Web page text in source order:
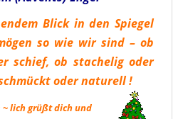
Blick in den Spiegel
so wie wir sind – ob
schief, ob stachelig oder
oder naturell !
~ lich grüßt dich und